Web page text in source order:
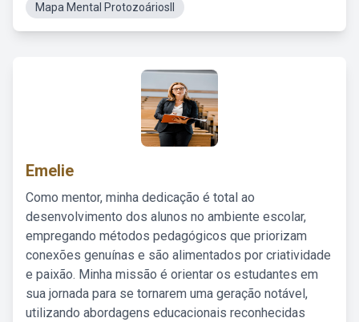
Mapa Mental ProtozoáriosII
Emelie
Como mentor, minha dedicação é total ao
desenvolvimento dos alunos no ambiente escolar,
empregando métodos pedagógicos que priorizam
conexões genuínas e são alimentados por criatividade
e paixão. Minha missão é orientar os estudantes em
sua jornada para se tornarem uma geração notável,
utilizando abordagens educacionais reconhecidas